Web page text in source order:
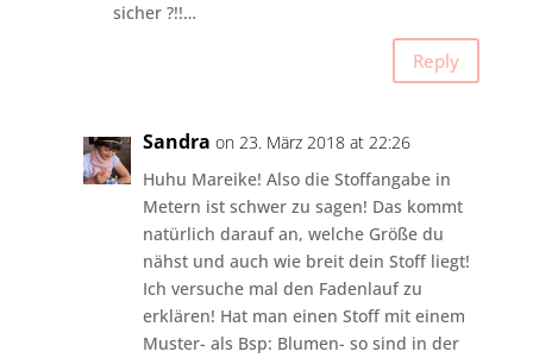
sicher ?!!…
Reply
Sandra on 23. März 2018 at 22:26
Huhu Mareike! Also die Stoffangabe in
Metern ist schwer zu sagen! Das kommt
natürlich darauf an, welche Größe du
nähst und auch wie breit dein Stoff liegt!
Ich versuche mal den Fadenlauf zu
erklären! Hat man einen Stoff mit einem
Muster- als Bsp: Blumen- so sind in der